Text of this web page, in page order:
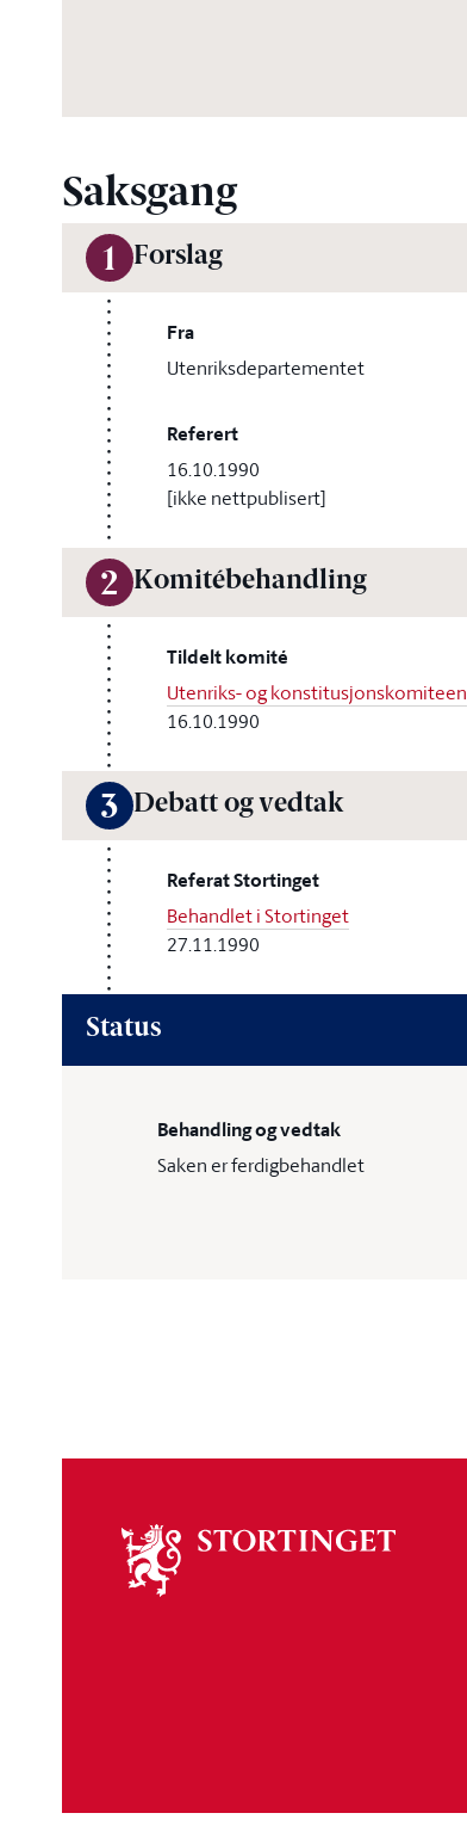
Saksgang
1 Forslag
Fra
Utenriksdepartementet
Referert
16.10.1990
[ikke nettpublisert]
2 Komitébehandling
Tildelt komité
Utenriks- og konstitusjonskomiteen
16.10.1990
3 Debatt og vedtak
Referat Stortinget
Behandlet i Stortinget
27.11.1990
Status
Behandling og vedtak
Saken er ferdigbehandlet
stortinget